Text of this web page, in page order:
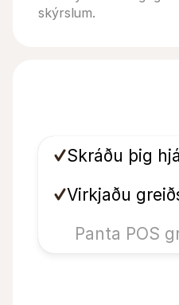
skýrslum.
Skráðu þig
Virkjaðu
Panta POS